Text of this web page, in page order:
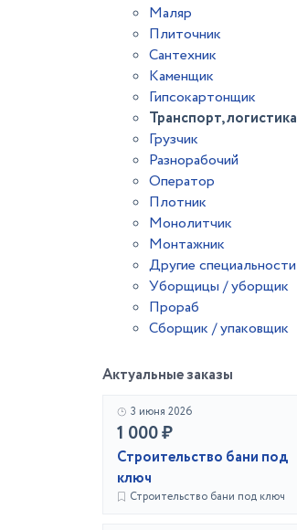
Маляр
Плиточник
Сантехник
Каменщик
Гипсокартонщик
Транспорт, логистика
Грузчик
Разнорабочий
Оператор
Плотник
Монолитчик
Монтажник
Другие специальности
Уборщицы / уборщик
Прораб
Сборщик / упаковщик
Актуальные заказы
3 июня 2026
1 000 ₽
Строительство бани под
ключ
Строительство бани под ключ